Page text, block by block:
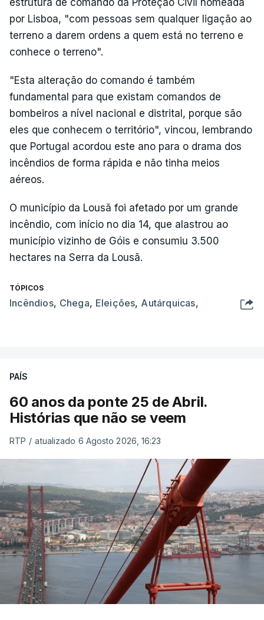
por Lisboa, "com pessoas sem qualquer ligação ao
terreno a darem ordens a quem está no terreno e
conhece o terreno".
"Esta alteração do comando é também
fundamental para que existam comandos de
bombeiros a nível nacional e distrital, porque são
eles que conhecem o território", vincou, lembrando
que Portugal acordou este ano para o drama dos
incêndios de forma rápida e não tinha meios
aéreos.
O município da Lousã foi afetado por um grande
incêndio, com início no dia 14, que alastrou ao
município vizinho de Góis e consumiu 3.500
hectares na Serra da Lousã.
TÓPICOS
Incêndios, Chega, Eleições, Autárquicas,
PAÍS
60 anos da ponte 25 de Abril.
Histórias que não se veem
RTP / atualizado 6 Agosto 2026, 16:23